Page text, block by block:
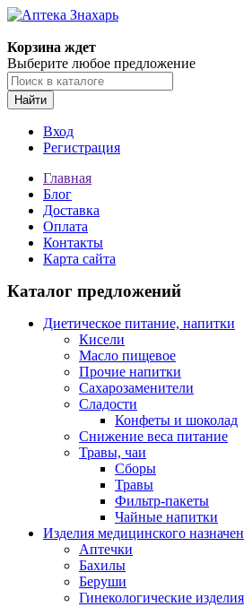
Корзина ждет
Выберите любое предложение
Найти
Вход
Регистрация
Главная
Блог
Доставка
Оплата
Контакты
Карта сайта
Каталог предложений
Диетическое питание, напитки
Кисели
Масло пищевое
Прочие напитки
Сахарозаменители
Сладости
Конфеты и шоколад
Снижение веса питание
Травы, чаи
Сборы
Травы
Фильтр-пакеты
Чайные напитки
Изделия медицинского
Аптечки
Бахилы
Беруши
Гинекологические изделия